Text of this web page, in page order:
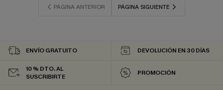
PÁGINA ANTERIOR PÁGINA SIGUIENTE
ENVÍO GRATUITO DEVOLUCIÓN EN 30 DÍAS
10 % DTO. AL
SUSCRIBIRTE
PROMOCIÓN